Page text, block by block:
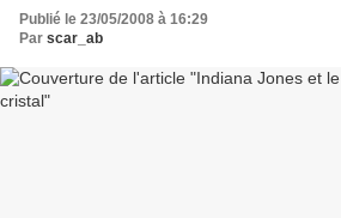
Publié le 23/05/2008 à 16:29
Par scar_ab